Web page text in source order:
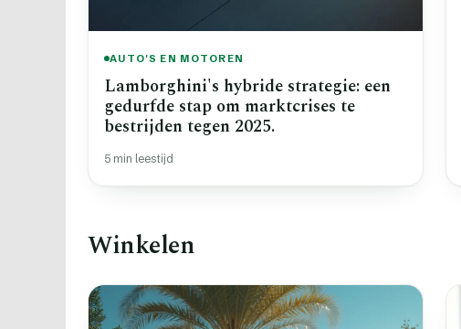
AUTO'S EN MOTOREN
Lamborghini's hybride strategie: een
gedurfde stap om marktcrises te
bestrijden tegen 2025.
5 min leestijd
Winkelen